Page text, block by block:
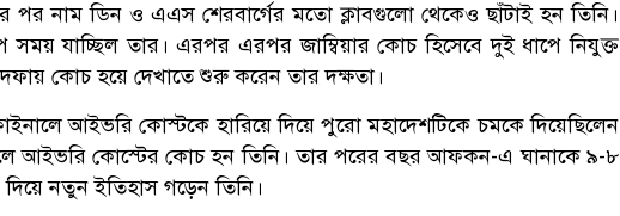
পর নাম ডিন ও এএস শেরবার্গের মতো ক্লাবগুলো থেকেও ছাঁটাই হন তিনি।
সময় যাচ্ছিল তার। এরপর এরপর জাম্বিয়ার কোচ হিসেবে দুই ধাপে নিযুক্ত
দফায় কোচ হয়ে দেখাতে শুরু করেন তার দক্ষতা।
আইভরি কোস্টকে হারিয়ে দিয়ে পুরো মহাদেশটিকে চমকে দিয়েছিলেন
আইভরি কোস্টের কোচ হন তিনি। তার পরের বছর আফকন-এ ঘানাকে ৯-৮
দিয়ে নতুন ইতিহাস গড়েন তিনি।